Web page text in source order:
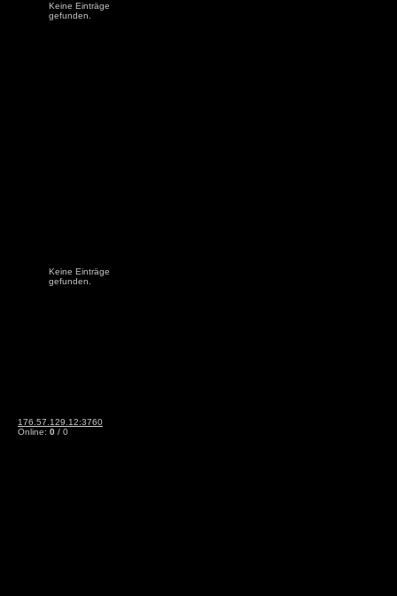
Keine Einträge
gefunden.
Keine Einträge
gefunden.
176.57.129.12:3760
Online: 0 / 0